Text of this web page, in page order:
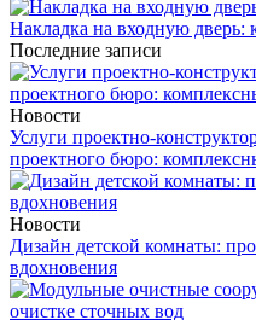
Накладка на входную дверь:
Последние записи
Новости
Услуги проектно-
проектного бюро:
Новости
Дизайн детской комнаты:
вдохновения